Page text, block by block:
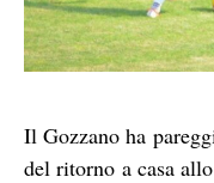
Il Gozzano ha
del ritorno a casa